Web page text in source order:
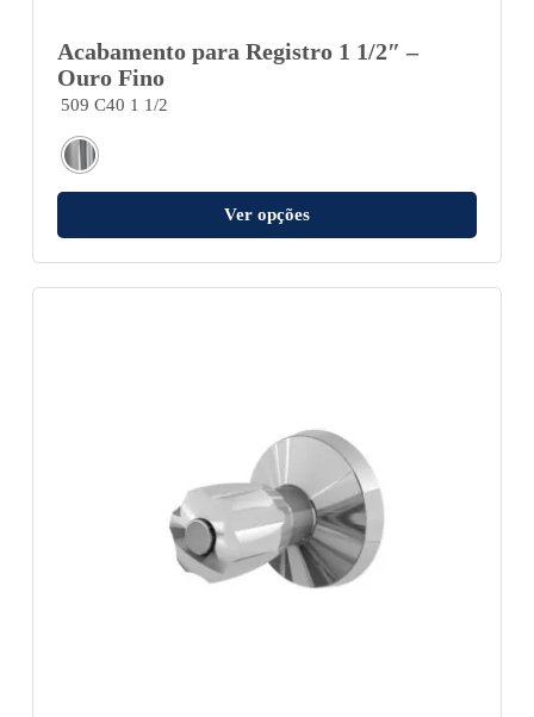
Acabamento para Registro 1 1/2″ –
Ouro Fino
509 C40 1 1/2
Ver opções